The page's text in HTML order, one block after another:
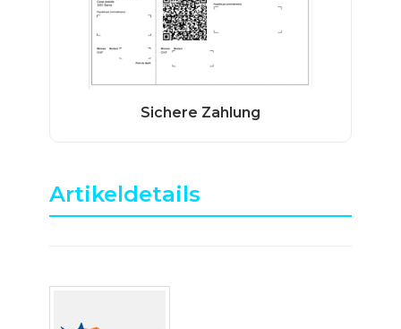
Artikeldetails